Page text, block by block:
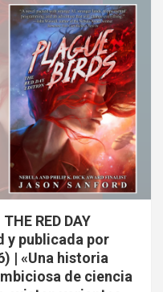
RED DAY
y publicada por
| «Una historia
de ciencia